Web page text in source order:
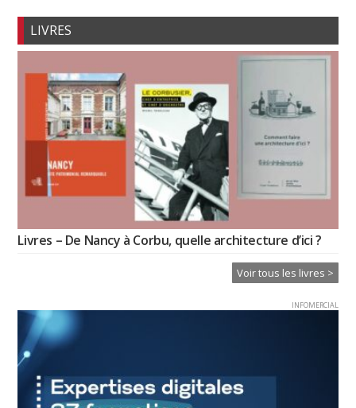
LIVRES
Livres – De Nancy à Corbu, quelle architecture d’ici ?
Voir tous les livres >
INFOMERCIAL